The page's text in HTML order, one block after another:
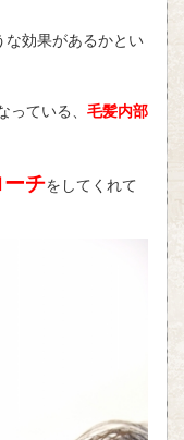
な効果があるかとい
っている、 毛髪内部
チをしてくれて